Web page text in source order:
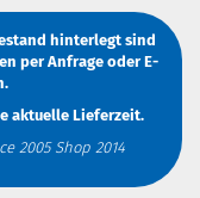
hinterlegt sind
per AnfrageoderE-
aktuelle Lieferzeit.
2005 Shop 2014